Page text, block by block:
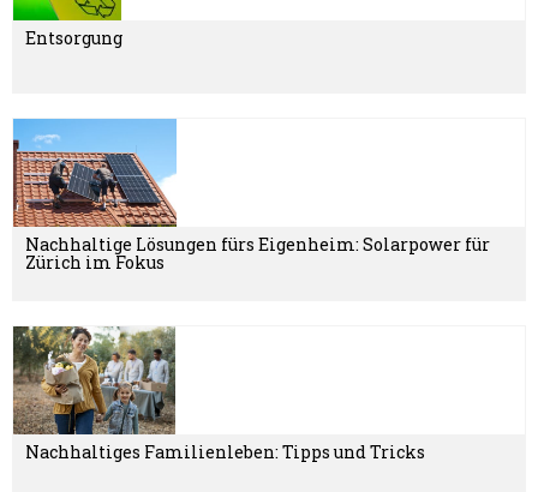
Entsorgung
Nachhaltige Lösungen fürs Eigenheim: Solarpower für
Zürich im Fokus
Nachhaltiges Familienleben: Tipps und Tricks